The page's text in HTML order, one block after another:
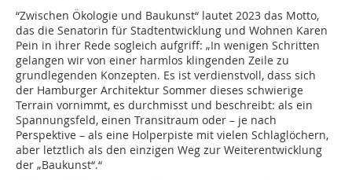
“Zwischen Ökologie und Baukunst“ lautet 2023 das Motto,
das die Senatorin für Stadtentwicklung und Wohnen Karen
Pein in ihrer Rede sogleich aufgriff: „In wenigen Schritten
gelangen wir von einer harmlos klingenden Zeile zu
grundlegenden Konzepten. Es ist verdienstvoll, dass sich
der Hamburger Architektur Sommer dieses schwierige
Terrain vornimmt, es durchmisst und beschreibt: als ein
Spannungsfeld, einen Transitraum oder – je nach
Perspektive – als eine Holperpiste mit vielen Schlaglöchern,
aber letztlich als den einzigen Weg zur Weiterentwicklung
der „Baukunst“.“